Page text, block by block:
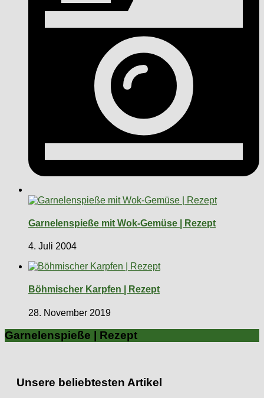
Garnelenspieße mit Wok-Gemüse | Rezept
4. Juli 2004
Böhmischer Karpfen | Rezept
28. November 2019
Garnelenspieße | Rezept
Unsere beliebtesten Artikel